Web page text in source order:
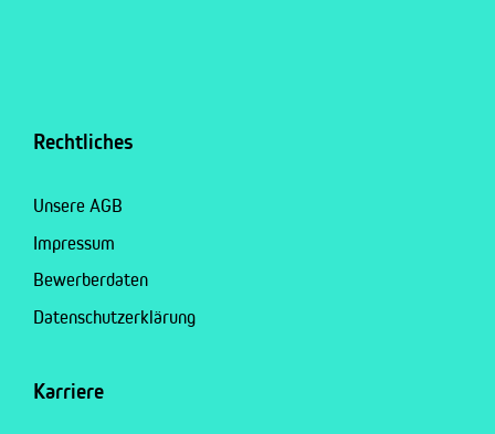
Rechtliches
Unsere AGB
Impressum
Bewerberdaten
Datenschutzerklärung
Karriere